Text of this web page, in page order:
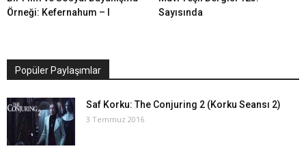
Örneği: Kefernahum – I
Sayısında
Popüler Paylaşımlar
Saf Korku: The Conjuring 2 (Korku Seansı 2)
3 Temmuz 2016